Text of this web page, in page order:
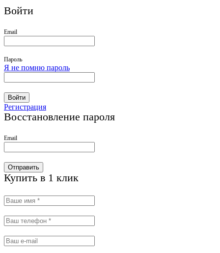
Войти
Email
Пароль
Я не помню пароль
Войти
Регистрация
Восстановление пароля
Email
Отправить
Купить в 1 клик